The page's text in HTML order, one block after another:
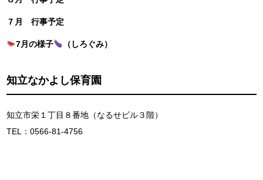
７月 行事予定
7月の様子 （しろぐみ）
知立なかよし保育園
知立市栄１丁目８番地（なるせビル３階）
TEL：0566-81-4756